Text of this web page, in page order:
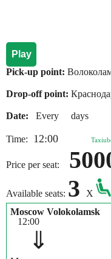
Play
Pick-up point:
Drop-off point:
Date: Every days
Time: 12:00
Price per seat:
Available seats: 3
X
Moscow Volokolamsk
12:00
⇓